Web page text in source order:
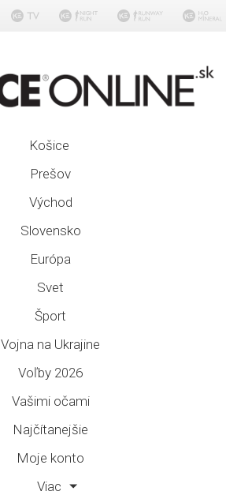
Košice
Prešov
Východ
Slovensko
Európa
Svet
Šport
Vojna na Ukrajine
Voľby 2026
Vašimi očami
Najčítanejšie
Moje konto
Viac